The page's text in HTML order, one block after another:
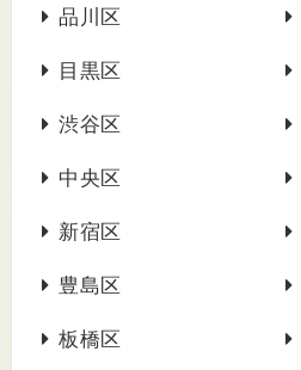
品川区
目黒区
渋谷区
中央区
新宿区
豊島区
板橋区